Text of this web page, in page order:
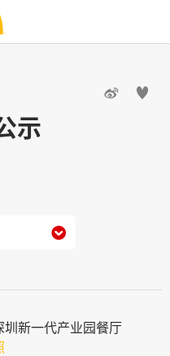
 
示

圳新一代产业园餐厅